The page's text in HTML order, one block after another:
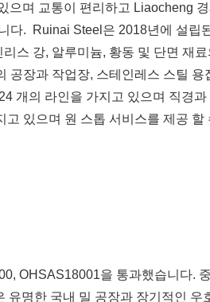
으며 교통이 편리하고 Liaocheng
다.
Ruinai Steel은 2018년에 설립
스 강, 알루미늄, 황동 및 단면 재
공장과 작업장, 스테인레스 스틸
개의 라인을 가지고 있으며 직경
고 있으며 원 스톱 서비스를 제공 할
OHSAS18001을 통과했습니다.
유명한 국내 밀 공장과 장기적인